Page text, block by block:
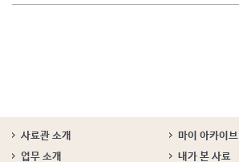
사료관 소개 마이 아카이브
업무 소개
내가 본 사료